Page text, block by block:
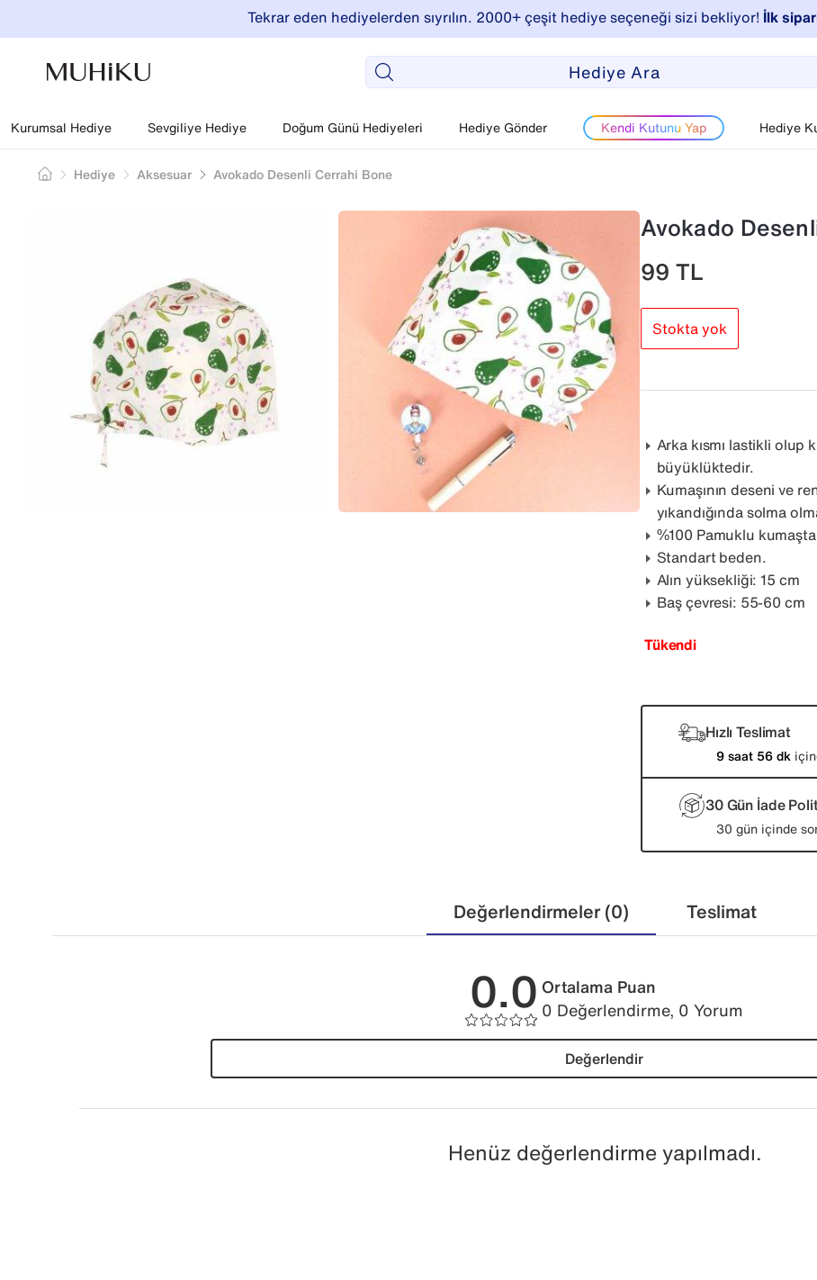
Tekrar eden hediyelerden sıyrılın. 2000+ çeşit hediye seçeneği sizi bekliyor! İlk
Kurumsal Hediye Sevgiliye Hediye Doğum Günü Hediyeleri Hediye Gönder Kendi Kutunu Yap Hediye
Hediye Aksesuar Avokado Desenli Cerrahi Bone
Avokado
99 TL
Stokta yok
Arka kısmı lastikli olup
büyüklüktedir.
Kumaşının deseni ve
yıkandığında solma
%100 Pamuklu
Standart beden.
Alın yüksekliği: 15 cm
Baş çevresi: 55-60 cm
Tükendi
Hızlı Teslimat
9 saat 56 dk
30 Gün İade
30 gün içinde
Değerlendirmeler (0) Teslimat
0.0 Ortalama Puan
0 Değerlendirme, 0 Yorum
Değerlendir
Henüz değerlendirme yapılmadı.